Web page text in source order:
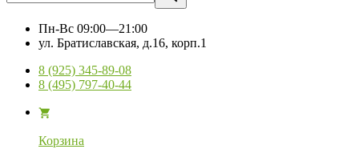
Пн-Вс 09:00—21:00
ул. Братиславская, д.16, корп.1
8 (925) 345-89-08
8 (495) 797-40-44
Корзина